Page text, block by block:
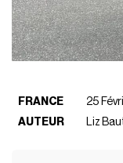
FRANCE
25
AUTEUR
Liz